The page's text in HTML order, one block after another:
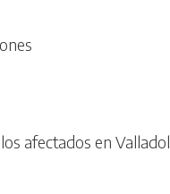
afectados en